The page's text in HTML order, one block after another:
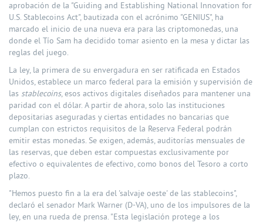
aprobación de la "Guiding and Establishing National Innovation for
U.S. Stablecoins Act", bautizada con el acrónimo "GENIUS", ha
marcado el inicio de una nueva era para las criptomonedas, una
donde el Tío Sam ha decidido tomar asiento en la mesa y dictar las
reglas del juego.
La ley, la primera de su envergadura en ser ratificada en Estados
Unidos, establece un marco federal para la emisión y supervisión de
las stablecoins, esos activos digitales diseñados para mantener una
paridad con el dólar. A partir de ahora, solo las instituciones
depositarias aseguradas y ciertas entidades no bancarias que
cumplan con estrictos requisitos de la Reserva Federal podrán
emitir estas monedas. Se exigen, además, auditorías mensuales de
las reservas, que deben estar compuestas exclusivamente por
efectivo o equivalentes de efectivo, como bonos del Tesoro a corto
plazo.
"Hemos puesto fin a la era del 'salvaje oeste' de las stablecoins",
declaró el senador Mark Warner (D-VA), uno de los impulsores de la
ley, en una rueda de prensa. "Esta legislación protege a los